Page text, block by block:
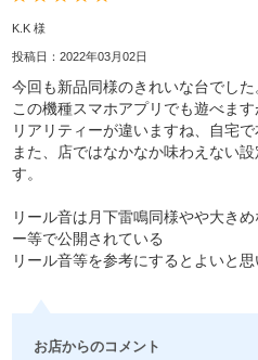
K.K 様
投稿日：2022年03月02日
今回も新品同様のきれいな台でした
この機種スマホアプリでも遊べま
リアリティーが違いますね、自宅で
また、店ではなかなか味わえない
す。
リール音は月下雷鳴同様やや大き
ー等で公開されている
リール音等を参考にするとよいと思
お店からのコメント